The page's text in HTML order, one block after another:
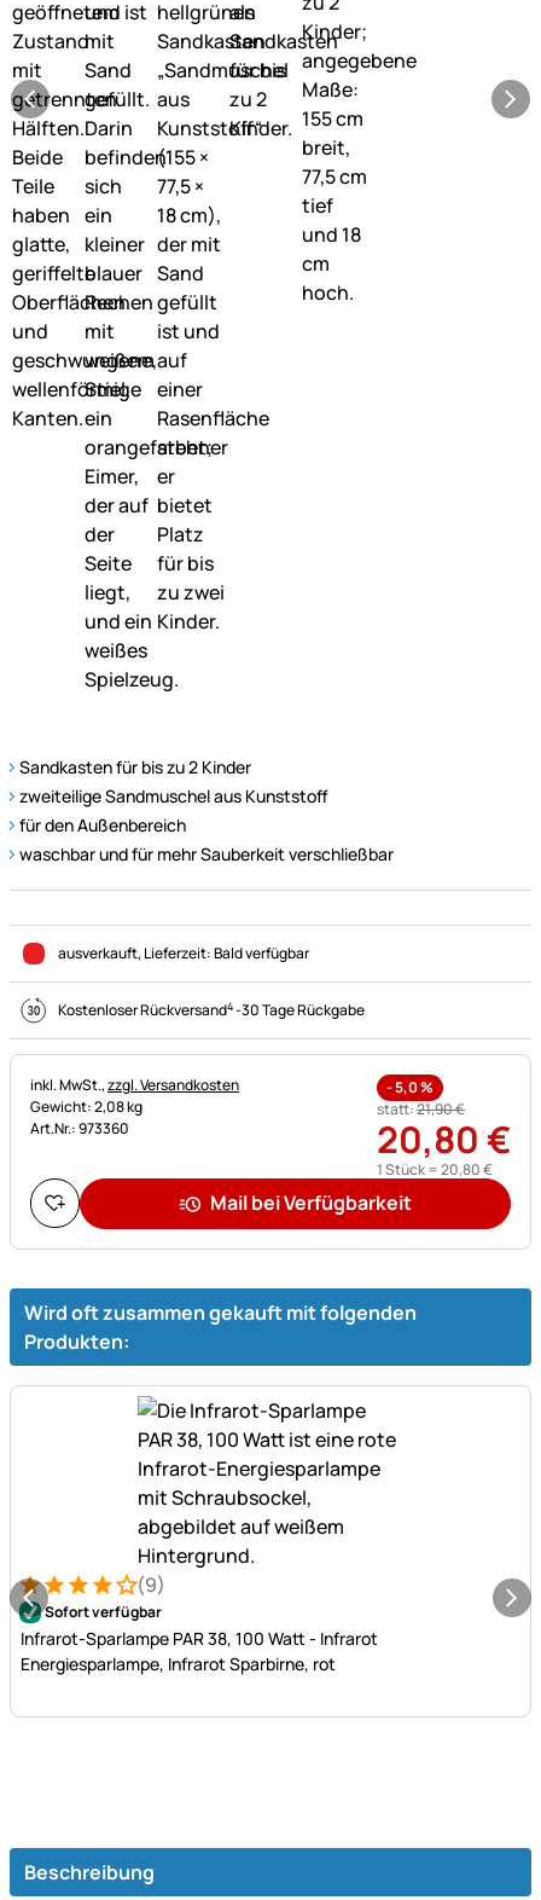
Sandkasten für bis zu 2 Kinder
zweiteilige Sandmuschel aus Kunststoff
für den Außenbereich
waschbar und für mehr Sauberkeit verschließbar
ausverkauft, Lieferzeit:Bald verfügbar
Kostenloser Rückversand4-30 Tage Rückgabe
Steuerhinweis:
inkl. MwSt.,zzgl. Versandkosten
Gewicht: 2,08 kg
Art.Nr.: 973360
-5,0%
statt:21,90€
20,80 €
1 Stück =20,80€
Mail bei Verfügbarkeit
Wird oft zusammen gekauft mit folgenden
Produkten:
Bewertung: 4 von 5 (9 Bewertungen)
9 Bewertungen
(9)
Sofort verfügbar
Infrarot-Sparlampe PAR 38, 100 Watt - Infrarot
Energiesparlampe, Infrarot Sparbirne, rot
Beschreibung